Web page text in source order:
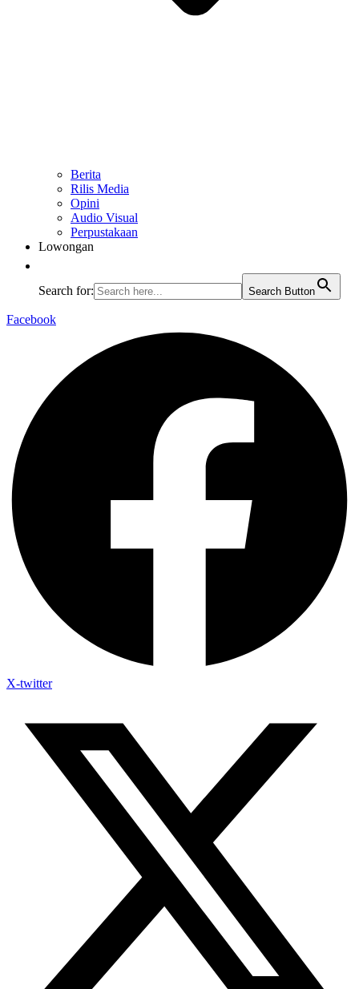
Berita
Rilis Media
Opini
Audio Visual
Perpustakaan
Lowongan
Search for: Search Button
Facebook
X-twitter